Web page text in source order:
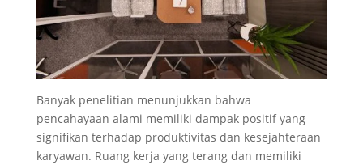
Banyak penelitian menunjukkan bahwa
pencahayaan alami memiliki dampak positif yang
signifikan terhadap produktivitas dan kesejahteraan
karyawan. Ruang kerja yang terang dan memiliki